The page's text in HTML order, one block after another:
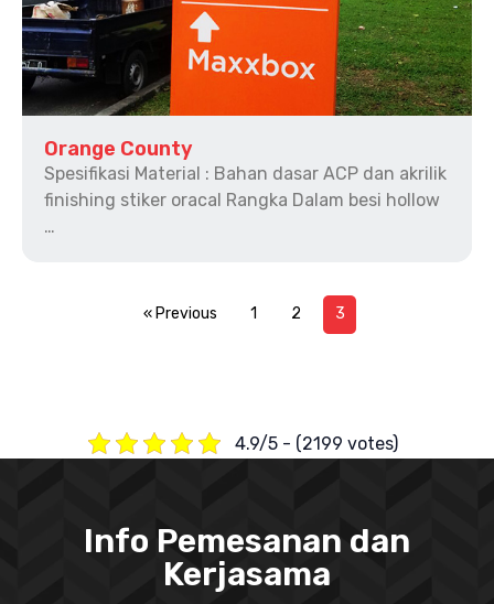
Orange County
Spesifikasi Material : Bahan dasar ACP dan akrilik
finishing stiker oracal Rangka Dalam besi hollow
…
« Previous 1 2 3
4.9/5 - (2199 votes)
Info Pemesanan dan
Kerjasama